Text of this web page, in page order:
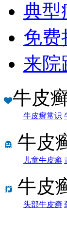
典型
免费
来院
牛皮
牛皮癣常识
牛皮
儿童牛皮癣
牛皮
头部牛皮癣